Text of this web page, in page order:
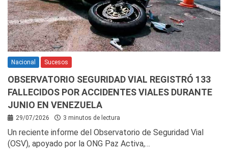
Nacional Sucesos
OBSERVATORIO SEGURIDAD VIAL REGISTRÓ 133
FALLECIDOS POR ACCIDENTES VIALES DURANTE
JUNIO EN VENEZUELA
29/07/2026 3 minutos de lectura
Un reciente informe del Observatorio de Seguridad Vial
(OSV), apoyado por la ONG Paz Activa,…